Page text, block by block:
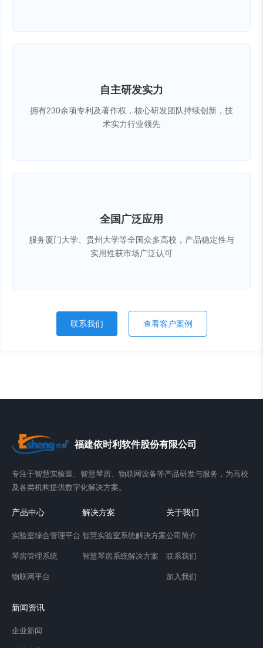
自主研发实力
拥有230余项专利及著作权，核心研发团队持续创新，技
术实力行业领先
全国广泛应用
服务厦门大学、贵州大学等全国众多高校，产品稳定性与
实用性获市场广泛认可
联系我们 查看客户案例
福建依时利软件股份有限公司
专注于智慧实验室、智慧琴房、物联网设备等产品研发与服务，为高校
及各类机构提供数字化解决方案。
产品中心
实验室综合管理平台
琴房管理系统
物联网平台
解决方案
智慧实验室系统解决方案
智慧琴房系统解决方案
关于我们
公司简介
联系我们
加入我们
新闻资讯
企业新闻